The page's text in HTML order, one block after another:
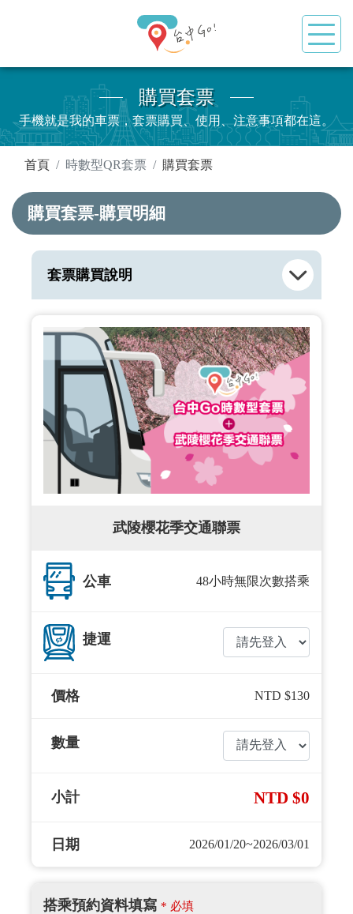
購買套票
手機就是我的車票，套票購買、使用、注意事項都在這。
首頁 時數型QR套票 購買套票
購買套票-購買明細
套票購買說明
武陵櫻花季交通聯票
公車 48小時無限次數搭乘
捷運
價格 NTD $130
數量
小計 NTD $0
日期 2026/01/20~2026/03/01
搭乘預約資料填寫 * 必填